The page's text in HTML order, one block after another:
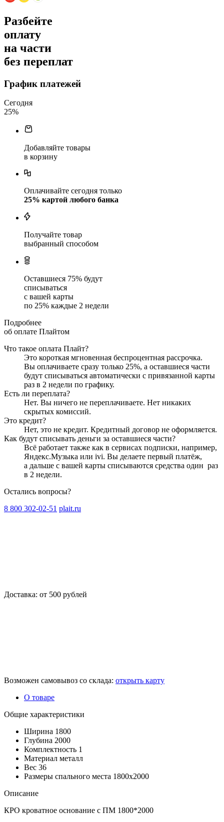
Разбейте
оплату
на части
без переплат
График платежей
Сегодня
25%
Добавляйте товары
в корзину
Оплачивайте сегодня только
25% картой любого банка
Получайте товар
выбранный способом
Оставшиеся 75% будут
списываться
с вашей карты
по 25% каждые 2 недели
Подробнее
об оплате Плайтом
Что такое оплата Плайт?
Это короткая мгновенная беспроцентная рассрочка.
Вы оплачиваете сразу только 25%, а оставшиеся части
будут списываться автоматически с привязанной карты
раз в 2 недели по графику.
Есть ли переплата?
Нет. Вы ничего не переплачиваете. Нет никаких
скрытых комиссий.
Это кредит?
Нет, это не кредит. Кредитный договор не оформляется.
Как будут списывать деньги за оставшиеся части?
Всё работает также как в сервисах подписки, например,
Яндекс.Музыка или ivi. Вы делаете первый платёж,
а дальше с вашей карты списываются средства один раз
в 2 недели.
Остались вопросы?
8 800 302-02-51 plait.ru
Доставка: от 500 рублей
Возможен самовывоз со склада: открыть карту
О товаре
Общие характеристики
Ширина 1800
Глубина 2000
Комплектность 1
Материал металл
Вес 36
Размеры спального места 1800х2000
Описание
КРО кроватное основание с ПМ 1800*2000